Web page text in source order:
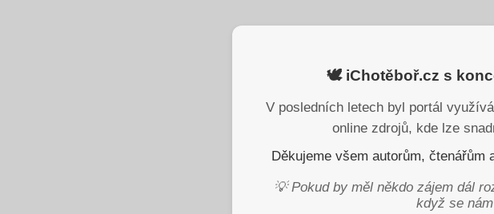
🕊️ iChotěboř.cz s
V posledních letech byl portál
online zdrojů, kde lze
Děkujeme všem autorům, čtenářům
💡 Pokud by měl někdo zájem dál
když se